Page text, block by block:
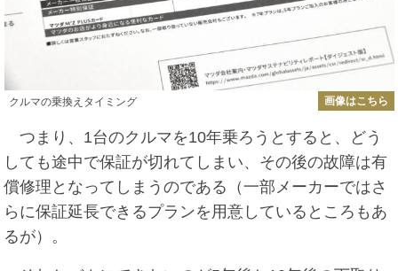
クルマの乗換えタイミング 画像はこちら
つまり、1台のクルマを10年乗ろうとすると、どう
しても途中で保証が切れてしまい、その後の故障は有
償修理となってしまうのである（一部メーカーではさ
らに保証延長できるプランを用意しているところもあ
るが）。